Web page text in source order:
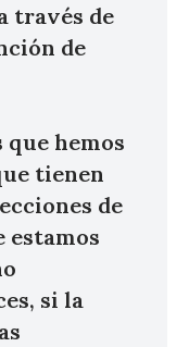
través de
de
que hemos
tienen
de
estamos
si la